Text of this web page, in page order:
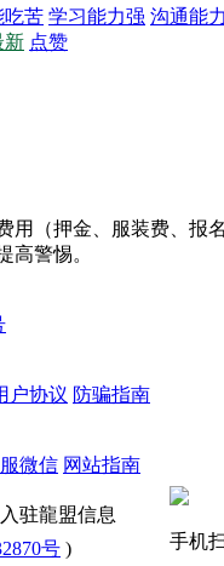
吃苦 学习能力强 沟通能
新 点赞
⽤（押⾦、服装费、报
⾼警惕。
户协议 防骗指南
微信 ⽹站指南
手机
驻龍盟信息
号 )